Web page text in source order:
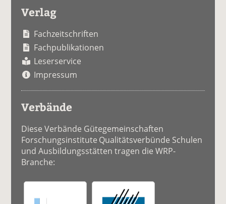
Verlag
Fachzeitschriften
Fachpublikationen
Leserservice
Impressum
Verbände
Diese Verbände Gütegemeinschaften
Forschungsinstitute Qualitätsverbünde Schulen
und Ausbildungsstätten tragen die WRP-
Branche: